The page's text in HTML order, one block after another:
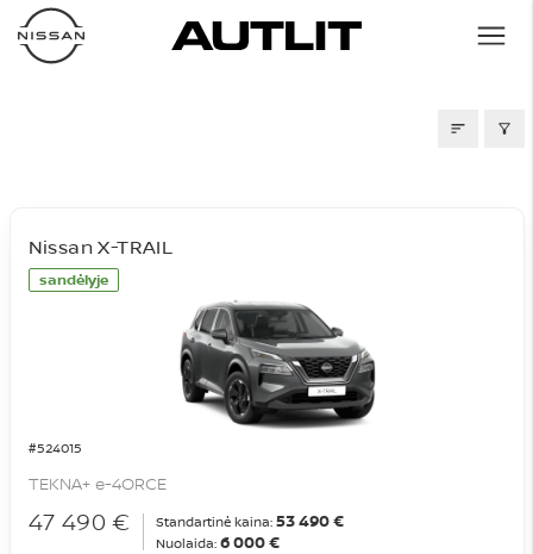
sandėlyje
#524015
Nissan X-TRAIL
TEKNA+ e-4ORCE
47 490 € Standartinė kaina: 53 490 €
Nuolaida: 6 000 €